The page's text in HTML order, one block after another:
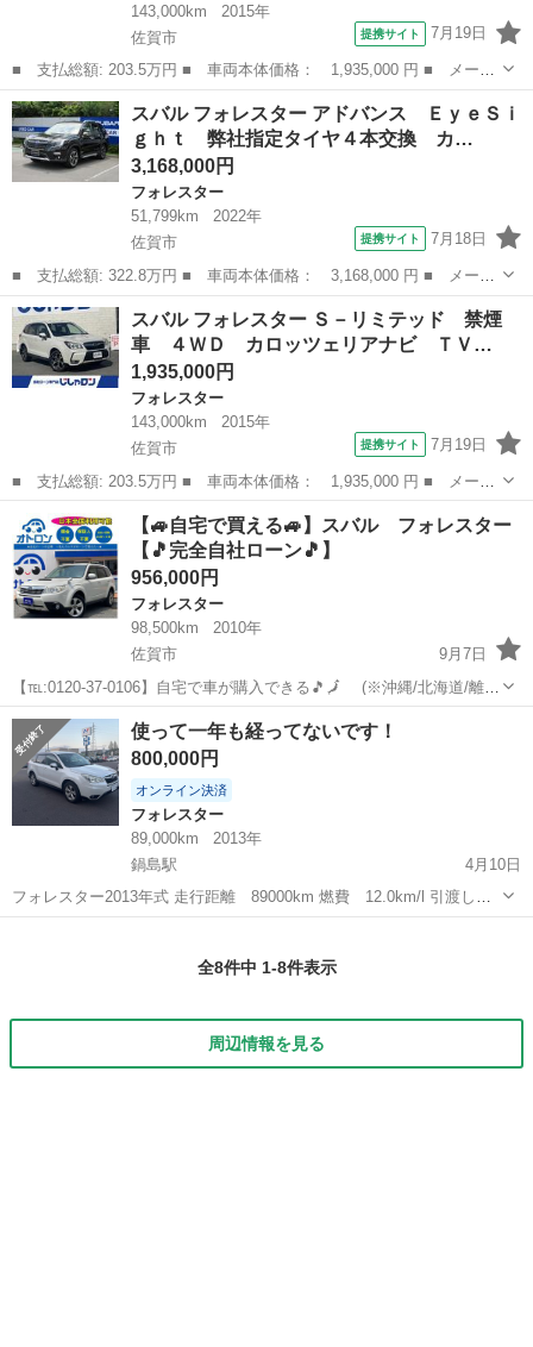
143,000km
2015年
佐賀市
提携サイト 7月19日
■ 支払総額: 203.5万円 ■ 車両本体価格： 1,935,000 円 ■ メーカ
ー名： スバル ■ 車種名： フォレスター ■ グレード名： Ｓ－
リミテッド 禁煙車 ４ＷＤ カロッツェリアナビ ＴＶ ＢＴオー
ディオ ...
佐賀 佐賀市 フォレスター
スバル フォレスター アドバンス ＥｙｅＳｉ
ｇｈｔ 弊社指定タイヤ４本交換 カ…
3,168,000円
フォレスター
51,799km
2022年
佐賀市
提携サイト 7月18日
■ 支払総額: 322.8万円 ■ 車両本体価格： 3,168,000 円 ■ メーカ
ー名： スバル ■ 車種名： フォレスター ■ グレード名： アド
バンス ＥｙｅＳｉｇｈｔ 弊社指定タイヤ４本交換 カロッツェリ
アナビ／...
佐賀 佐賀市
スバル フォレスター Ｓ－リミテッド 禁煙
車 ４ＷＤ カロッツェリアナビ ＴＶ…
1,935,000円
フォレスター
143,000km
2015年
佐賀市
提携サイト 7月19日
■ 支払総額: 203.5万円 ■ 車両本体価格： 1,935,000 円 ■ メーカ
ー名： スバル ■ 車種名： フォレスター ■ グレード名： Ｓ－
リミテッド 禁煙車 ４ＷＤ カロッツェリアナビ ＴＶ ＢＴオー
ディオ ...
佐賀市 フォレスター
【🚙自宅で買える🚙】スバル フォレスター
【🎵完全自社ローン🎵】
956,000円
フォレスター
98,500km
2010年
佐賀市
9月7日
【℡:0120-37-0106】自宅で車が購入できる🎵🗾 (※沖縄/北海道/離島
除く) 今回のお車の詳細はこちらから↓仮審査も◎
https://otoron.jp/lists/detail/?carno=032...
佐賀 佐賀市 フォレスター オトロン
使って一年も経ってないです！
800,000円
オンライン決済
フォレスター
89,000km
2013年
鍋島駅
4月10日
フォレスター2013年式 走行距離 89000km 燃費 12.0km/l 引渡し際
はガソリン満タンでお渡しいたします！ 早い者勝ちです多少の値下げ
全8件中 1-8件表示
周辺情報を見る